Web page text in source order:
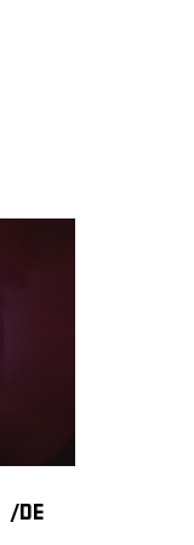
/DE